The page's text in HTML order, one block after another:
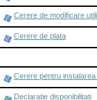
Cerere de modificare
Cerere de plata
Cerere pentru instalarea
Declaratie disponibilitati